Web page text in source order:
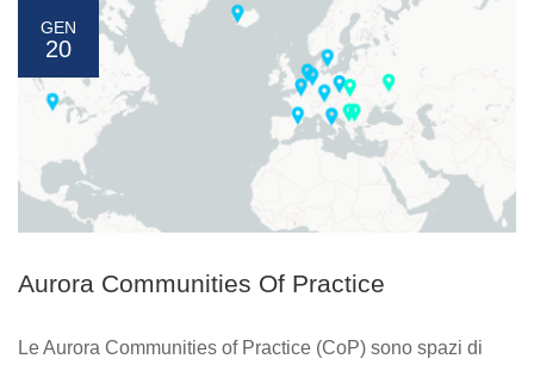
GEN
20
Aurora Communities Of Practice
Le Aurora Communities of Practice (CoP) sono spazi di